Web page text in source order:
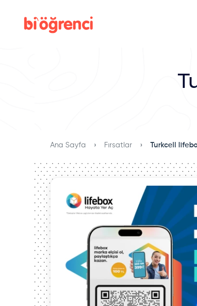
Ana Sayfa Fırsatlar Turkcell